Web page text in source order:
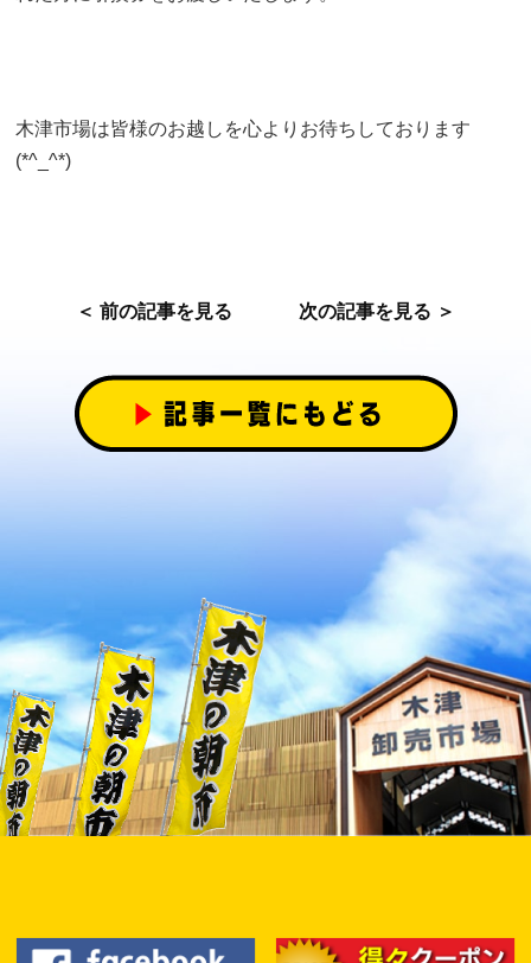
木津市場は皆様のお越しを心よりお待ちしております
(*^_^*)
＜ 前の記事を見る 次の記事を見る ＞